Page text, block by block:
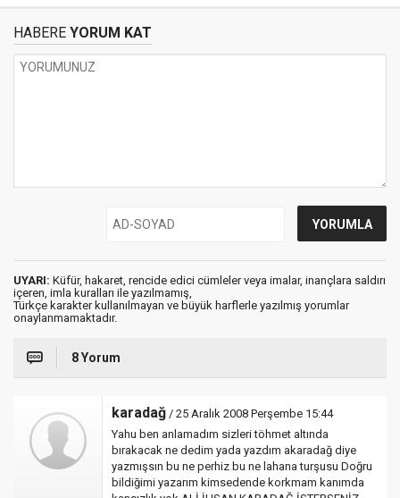
HABERE YORUM KAT
UYARI: Küfür, hakaret, rencide edici cümleler veya imalar, inançlara saldırı
içeren, imla kuralları ile yazılmamış,
Türkçe karakter kullanılmayan ve büyük harflerle yazılmış yorumlar
onaylanmamaktadır.
8 Yorum
karadağ / 25 Aralık 2008 Perşembe 15:44
Yahu ben anlamadım sizleri töhmet altında
bırakacak ne dedim yada yazdım akaradağ diye
yazmışsın bu ne perhiz bu ne lahana turşusu Doğru
bildiğimi yazarım kimsedende korkmam kanımda